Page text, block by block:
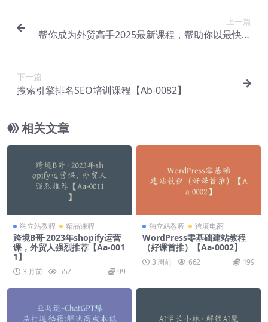
上一篇
帮你成为外贸高手2025最新课程，帮助你以最快的
下一篇
搜索引擎排名SEO培训课程【Ab-0082】
相关文章
独立站教程 精品课程
跨境B哥·2023年shopify运营
课，外贸人强烈推荐【Aa-001
1】
3 月前 557 99
独立站教程 跨境电商
WordPress零基础建站教程
（好课首推）【Aa-0002】
3 周前 662 199